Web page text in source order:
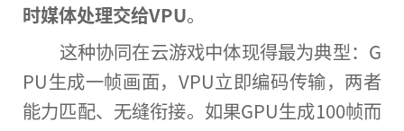
时媒体处理交给VPU。
这种协同在云游戏中体现得最为典型：G
PU生成一帧画面，VPU立即编码传输，两者
能力匹配、无缝衔接。如果GPU生成100帧而